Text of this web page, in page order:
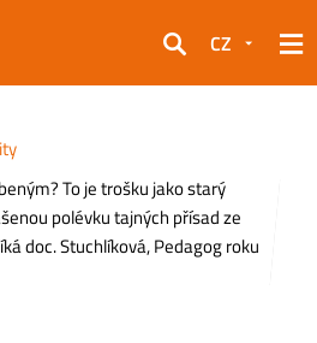
Hledat
CZ
To je trošku jako starý
polévku tajných přísad ze
doc. Stuchlíková, Pedagog roku